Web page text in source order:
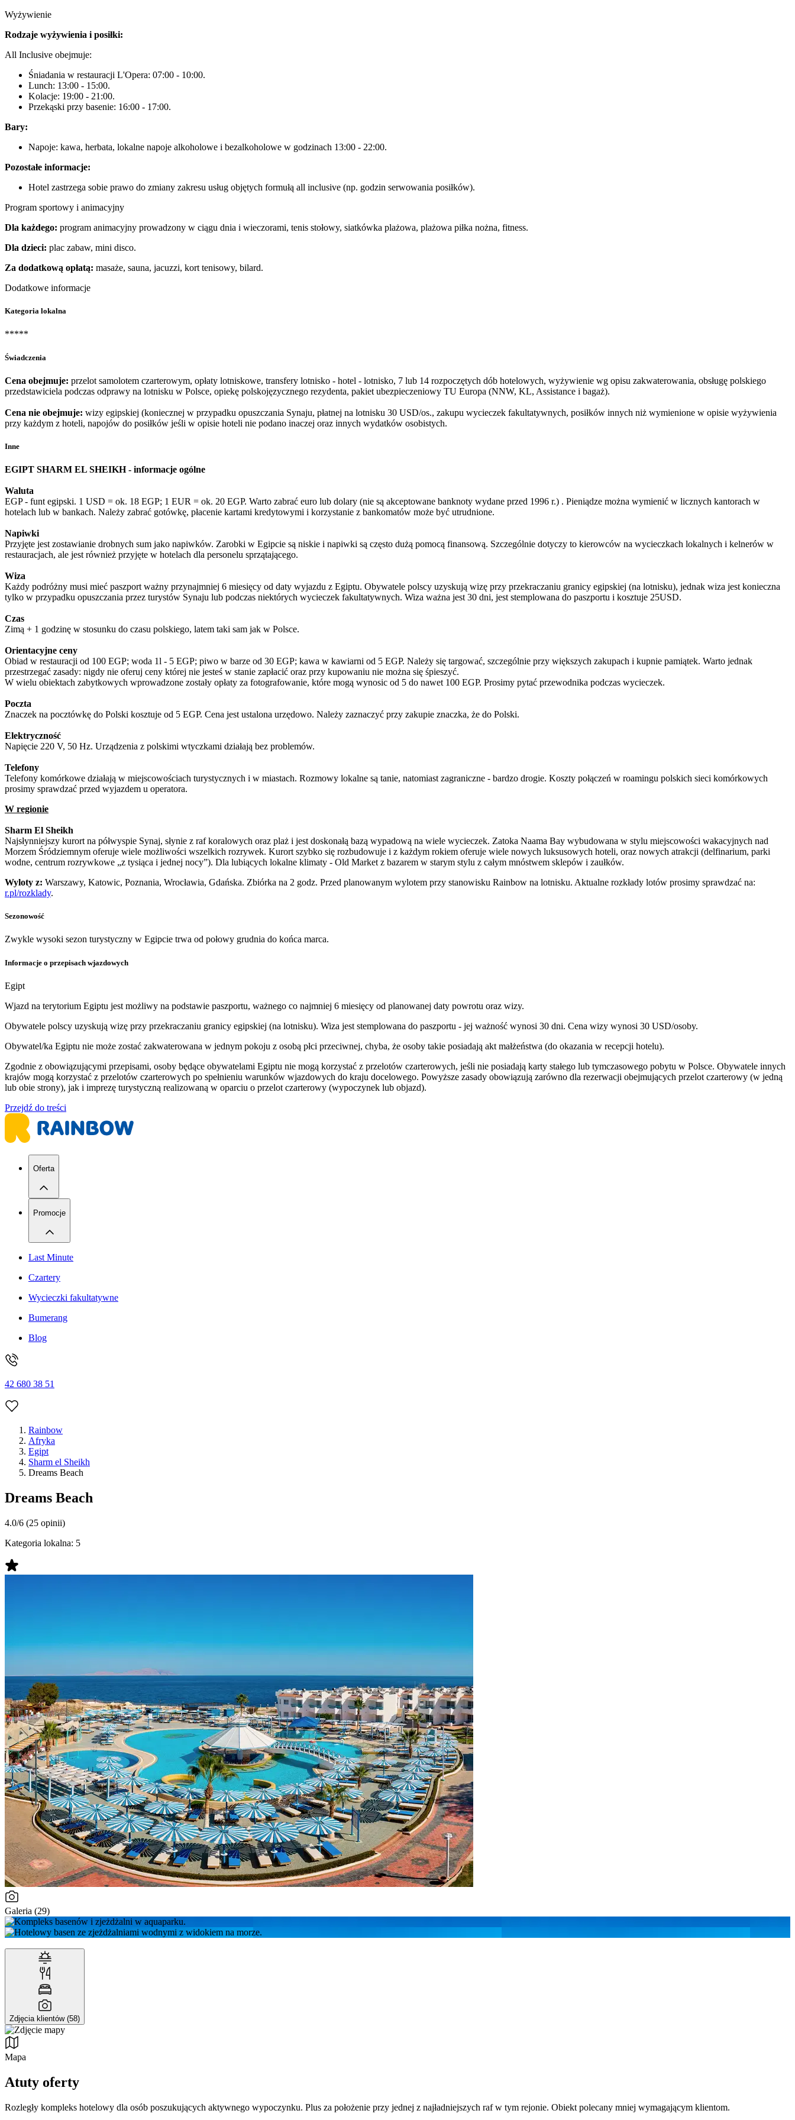
Wyżywienie
Rodzaje wyżywienia i posiłki:
All Inclusive obejmuje:
Śniadania w restauracji L'Opera: 07:00 - 10:00.
Lunch: 13:00 - 15:00.
Kolacje: 19:00 - 21:00.
Przekąski przy basenie: 16:00 - 17:00.
Bary:
Napoje: kawa, herbata, lokalne napoje alkoholowe i bezalkoholowe w godzinach 13:00 - 22:00.
Pozostałe informacje:
Hotel zastrzega sobie prawo do zmiany zakresu usług objętych formułą all inclusive (np. godzin serwowania posiłków).
Program sportowy i animacyjny
Dla każdego: program animacyjny prowadzony w ciągu dnia i wieczorami, tenis stołowy, siatkówka plażowa, plażowa piłka nożna, fitness.
Dla dzieci: plac zabaw, mini disco.
Za dodatkową opłatą: masaże, sauna, jacuzzi, kort tenisowy, bilard.
Dodatkowe informacje
Kategoria lokalna
*****
Świadczenia
Cena obejmuje: przelot samolotem czarterowym, opłaty lotniskowe, transfery lotnisko - hotel - lotnisko, 7 lub 14 rozpoczętych dób hotelowych, wyżywienie wg opisu zakwaterowania, obsługę polskiego
przedstawiciela podczas odprawy na lotnisku w Polsce, opiekę polskojęzycznego rezydenta, pakiet ubezpieczeniowy TU Europa (NNW, KL, Assistance i bagaż).
Cena nie obejmuje: wizy egipskiej (koniecznej w przypadku opuszczania Synaju, płatnej na lotnisku 30 USD/os., zakupu wycieczek fakultatywnych, posiłków innych niż wymienione w opisie wyżywienia
przy każdym z hoteli, napojów do posiłków jeśli w opisie hoteli nie podano inaczej oraz innych wydatków osobistych.
Inne
EGIPT SHARM EL SHEIKH - informacje ogólne
Waluta
EGP - funt egipski. 1 USD = ok. 18 EGP; 1 EUR = ok. 20 EGP. Warto zabrać euro lub dolary (nie są akceptowane banknoty wydane przed 1996 r.) . Pieniądze można wymienić w licznych kantorach w
hotelach lub w bankach. Należy zabrać gotówkę, płacenie kartami kredytowymi i korzystanie z bankomatów może być utrudnione.
Napiwki
Przyjęte jest zostawianie drobnych sum jako napiwków. Zarobki w Egipcie są niskie i napiwki są często dużą pomocą finansową. Szczególnie dotyczy to kierowców na wycieczkach lokalnych i kelnerów w
restauracjach, ale jest również przyjęte w hotelach dla personelu sprzątającego.
Wiza
Każdy podróżny musi mieć paszport ważny przynajmniej 6 miesięcy od daty wyjazdu z Egiptu. Obywatele polscy uzyskują wizę przy przekraczaniu granicy egipskiej (na lotnisku), jednak wiza jest konieczna
tylko w przypadku opuszczania przez turystów Synaju lub podczas niektórych wycieczek fakultatywnych. Wiza ważna jest 30 dni, jest stemplowana do paszportu i kosztuje 25USD.
Czas
Zimą + 1 godzinę w stosunku do czasu polskiego, latem taki sam jak w Polsce.
Orientacyjne ceny
Obiad w restauracji od 100 EGP; woda 1l - 5 EGP; piwo w barze od 30 EGP; kawa w kawiarni od 5 EGP. Należy się targować, szczególnie przy większych zakupach i kupnie pamiątek. Warto jednak
przestrzegać zasady: nigdy nie oferuj ceny której nie jesteś w stanie zapłacić oraz przy kupowaniu nie można się śpieszyć.
W wielu obiektach zabytkowych wprowadzone zostały opłaty za fotografowanie, które mogą wynosic od 5 do nawet 100 EGP. Prosimy pytać przewodnika podczas wycieczek.
Poczta
Znaczek na pocztówkę do Polski kosztuje od 5 EGP. Cena jest ustalona urzędowo. Należy zaznaczyć przy zakupie znaczka, że do Polski.
Elektryczność
Napięcie 220 V, 50 Hz. Urządzenia z polskimi wtyczkami działają bez problemów.
Telefony
Telefony komórkowe działają w miejscowościach turystycznych i w miastach. Rozmowy lokalne są tanie, natomiast zagraniczne - bardzo drogie. Koszty połączeń w roamingu polskich sieci komórkowych
prosimy sprawdzać przed wyjazdem u operatora.
W regionie
Sharm El Sheikh
Najsłynniejszy kurort na półwyspie Synaj, słynie z raf koralowych oraz plaż i jest doskonałą bazą wypadową na wiele wycieczek. Zatoka Naama Bay wybudowana w stylu miejscowości wakacyjnych nad
Morzem Śródziemnym oferuje wiele możliwości wszelkich rozrywek. Kurort szybko się rozbudowuje i z każdym rokiem oferuje wiele nowych luksusowych hoteli, oraz nowych atrakcji (delfinarium, parki
wodne, centrum rozrywkowe „z tysiąca i jednej nocy”). Dla lubiących lokalne klimaty - Old Market z bazarem w starym stylu z całym mnóstwem sklepów i zaułków.
Wyloty z: Warszawy, Katowic, Poznania, Wrocławia, Gdańska. Zbiórka na 2 godz. Przed planowanym wylotem przy stanowisku Rainbow na lotnisku. Aktualne rozkłady lotów prosimy sprawdzać na:
r.pl/rozklady.
Sezonowość
Zwykle wysoki sezon turystyczny w Egipcie trwa od połowy grudnia do końca marca.
Informacje o przepisach wjazdowych
Egipt
Wjazd na terytorium Egiptu jest możliwy na podstawie paszportu, ważnego co najmniej 6 miesięcy od planowanej daty powrotu oraz wizy.
Obywatele polscy uzyskują wizę przy przekraczaniu granicy egipskiej (na lotnisku). Wiza jest stemplowana do paszportu - jej ważność wynosi 30 dni. Cena wizy wynosi 30 USD/osoby.
Obywatel/ka Egiptu nie może zostać zakwaterowana w jednym pokoju z osobą płci przeciwnej, chyba, że osoby takie posiadają akt małżeństwa (do okazania w recepcji hotelu).
Zgodnie z obowiązującymi przepisami, osoby będące obywatelami Egiptu nie mogą korzystać z przelotów czarterowych, jeśli nie posiadają karty stałego lub tymczasowego pobytu w Polsce. Obywatele innych
krajów mogą korzystać z przelotów czarterowych po spełnieniu warunków wjazdowych do kraju docelowego. Powyższe zasady obowiązują zarówno dla rezerwacji obejmujących przelot czarterowy (w jedną
lub obie strony), jak i imprezę turystyczną realizowaną w oparciu o przelot czarterowy (wypoczynek lub objazd).
Przejdź do treści
Oferta
Promocje
Last Minute
Czartery
Wycieczki fakultatywne
Bumerang
Blog
42 680 38 51
Rainbow
Afryka
Egipt
Sharm el Sheikh
Dreams Beach
Dreams Beach
4.0/6 (25 opinii)
Kategoria lokalna: 5
Galeria (29)
Zdjęcia klientów (58)
Mapa
Atuty oferty
Rozległy kompleks hotelowy dla osób poszukujących aktywnego wypoczynku. Plus za położenie przy jednej z najładniejszych raf w tym rejonie. Obiekt polecany mniej wymagającym klientom.